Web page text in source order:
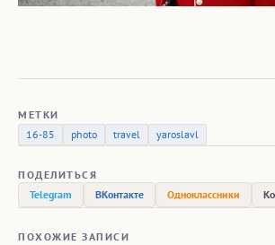
МЕТКИ
16-85
photo travel yaroslavl
ПОДЕЛИТЬСЯ
Telegram
ВКонтакте Одноклассники
ПОХОЖИЕ ЗАПИСИ